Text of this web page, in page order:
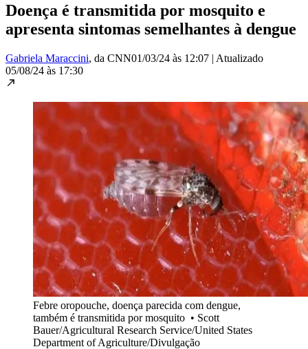
Doença é transmitida por mosquito e
apresenta sintomas semelhantes à dengue
Gabriela Maraccini, da CNN01/03/24 às 12:07 | Atualizado
05/08/24 às 17:30
Febre oropouche, doença parecida com dengue,
também é transmitida por mosquito • Scott
Bauer/Agricultural Research Service/United States
Department of Agriculture/Divulgação